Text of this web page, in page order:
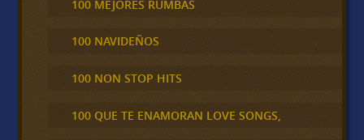
100 MEJORES RUMBAS
100 NAVIDEÑOS
100 NON STOP HITS
100 QUE TE ENAMORAN LOVE SONGS,